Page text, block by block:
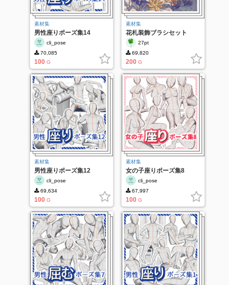
素材集
男性座りポーズ集14
cli_pose
70,085
100 G
素材集
花札装飾ブラシセット
27pt
69,820
200 G
素材集
男性座りポーズ集12
cli_pose
69,634
100 G
素材集
女の子座りポーズ集8
cli_pose
67,997
100 G